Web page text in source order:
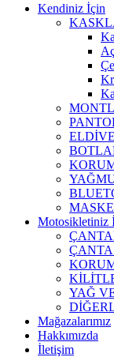
Kendiniz İçin
Motosikletiniz
YAĞ
Mağazalarımız
Hakkımızda
İletişim